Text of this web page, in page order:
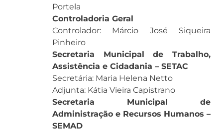
Portela
Controladoria Geral
Controlador: Márcio José Siqueira
Pinheiro
Secretaria Municipal de Trabalho,
Assistência e Cidadania – SETAC
Secretária: Maria Helena Netto
Adjunta: Kátia Vieira Capistrano
Secretaria Municipal de
Administração e Recursos Humanos –
SEMAD